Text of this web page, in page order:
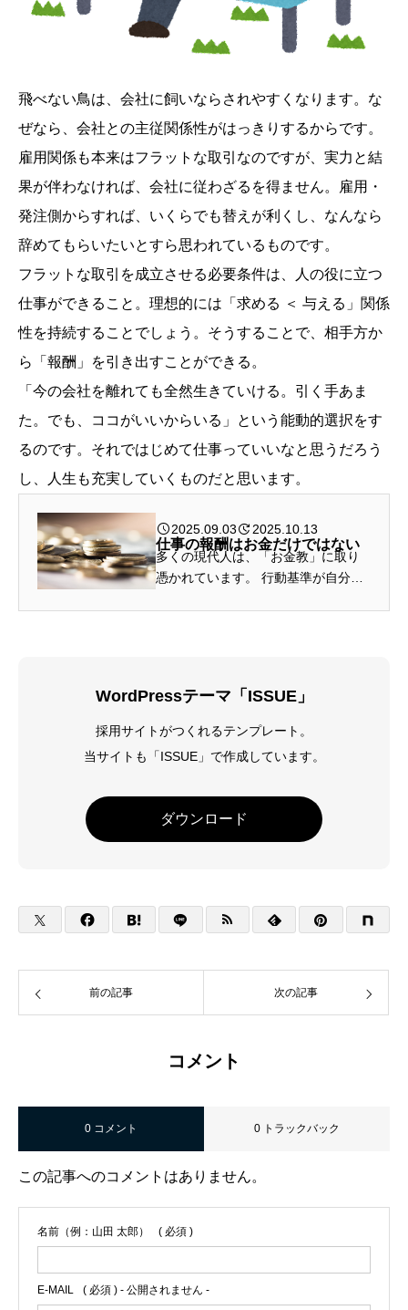
飛べない鳥は、会社に飼いならされやすくなります。な
ぜなら、会社との主従関係性がはっきりするからです。
雇用関係も本来はフラットな取引なのですが、実力と結
果が伴わなければ、会社に従わざるを得ません。雇用・
発注側からすれば、いくらでも替えが利くし、なんなら
辞めてもらいたいとすら思われているものです。
フラットな取引を成立させる必要条件は、人の役に立つ
仕事ができること。 理想的には「求める ＜ 与える」関係
性を持続することでしょう。そうすることで、相手方か
ら「報酬」を引き出すことができる。
「今の会社を離れても全然生きていける。引く手あま
た。でも、ココがいいからいる」という能動的選択をす
るのです。それではじめて仕事っていいなと思うだろう
し、人生も充実していくものだと思います。
2025.09.03 2025.10.13
仕事の報酬はお金だけではない
多くの現代人は、「お金教」に取り
憑かれています。 行動基準が自分が
WordPressテーマ「ISSUE」
採用サイトがつくれるテンプレート。
当サイトも「ISSUE」で作成しています。
ダウンロード
前の記事 次の記事
コメント
0 コメント 0 トラックバック
この記事へのコメントはありません。
名前（例：山田 太郎） ( 必須 )
E-MAIL ( 必須 ) - 公開されません -